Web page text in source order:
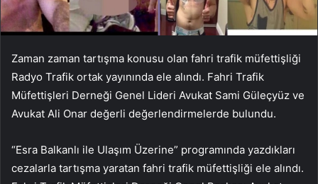
Zaman zaman tartışma konusu olan fahri trafik müfettişliği
Radyo Trafik ortak yayınında ele alındı. Fahri Trafik
Müfettişleri Derneği Genel Lideri Avukat Sami Güleçyüz ve
Avukat Ali Onar değerli değerlendirmelerde bulundu.
“Esra Balkanlı ile Ulaşım Üzerine” programında yazdıkları
cezalarla tartışma yaratan fahri trafik müfettişliği ele alındı.